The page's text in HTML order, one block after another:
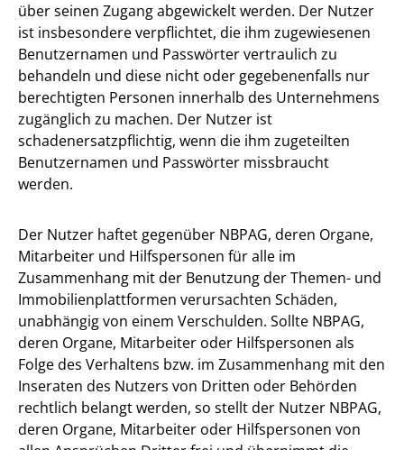
über seinen Zugang abgewickelt werden. Der Nutzer
ist insbesondere verpflichtet, die ihm zugewiesenen
Benutzernamen und Passwörter vertraulich zu
behandeln und diese nicht oder gegebenenfalls nur
berechtigten Personen innerhalb des Unternehmens
zugänglich zu machen. Der Nutzer ist
schadenersatzpflichtig, wenn die ihm zugeteilten
Benutzernamen und Passwörter missbraucht
werden.
Der Nutzer haftet gegenüber NBPAG, deren Organe,
Mitarbeiter und Hilfspersonen für alle im
Zusammenhang mit der Benutzung der Themen- und
Immobilienplattformen verursachten Schäden,
unabhängig von einem Verschulden. Sollte NBPAG,
deren Organe, Mitarbeiter oder Hilfspersonen als
Folge des Verhaltens bzw. im Zusammenhang mit den
Inseraten des Nutzers von Dritten oder Behörden
rechtlich belangt werden, so stellt der Nutzer NBPAG,
deren Organe, Mitarbeiter oder Hilfspersonen von